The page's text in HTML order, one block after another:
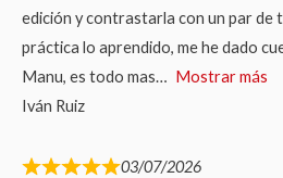
edición y contrastarla con un par de
práctica lo aprendido, me he dado
Manu, es todo mas
Mostrar más
Iván Ruiz
03/07/2026